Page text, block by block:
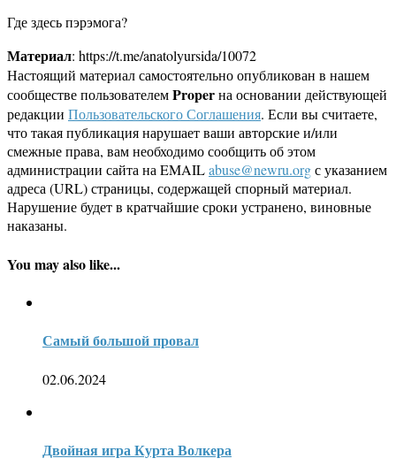
Где здесь пэрэмога?
Материал: https://t.me/anatolyursida/10072
Настоящий материал самостоятельно опубликован в нашем
сообществе пользователемProperна основании действующей
редакции Пользовательского Соглашения. Если вы считаете,
что такая публикация нарушает ваши авторские и/или
смежные права, вам необходимо сообщить об этом
администрации сайта на EMAILabuse@newru.orgс указанием
адреса (URL) страницы, содержащей спорный материал.
Нарушение будет в кратчайшие сроки устранено, виновные
наказаны.
You may also like...
Самый большой провал
02.06.2024
Двойная игра Курта Волкера